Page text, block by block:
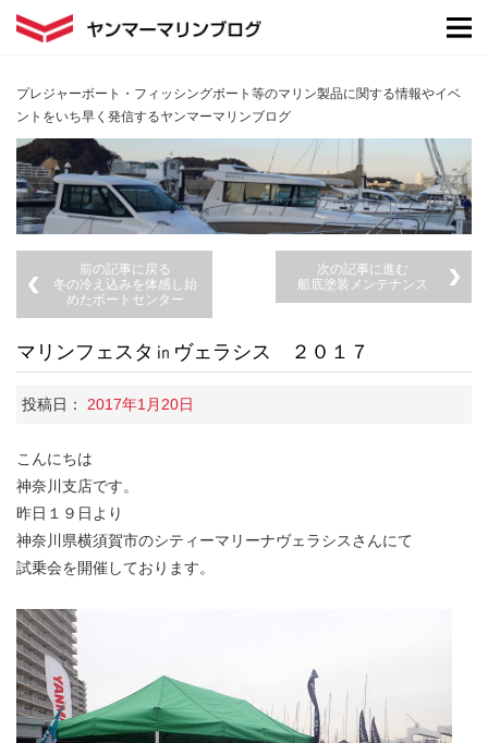
プレジャーボート・フィッシングボート等のマリン製品に関する情報やイベ
ントをいち早く発信するヤンマーマリンブログ
前の記事に戻る
冬の冷え込みを体感し始
めたボートセンター
次の記事に進む
船底塗装メンテナンス
マリンフェスタ㏌ヴェラシス ２０１７
投稿日： 2017年1月20日
こんにちは
神奈川支店です。
昨日１９日より
神奈川県横須賀市のシティーマリーナヴェラシスさんにて
試乗会を開催しております。